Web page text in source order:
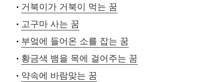
거북이가 거북이 먹는 꿈
고구마 사는 꿈
부엌에 들어온 소를 잡는 꿈
황금색 뱀을 목에 걸어주는 꿈
약속에 바람맞는 꿈